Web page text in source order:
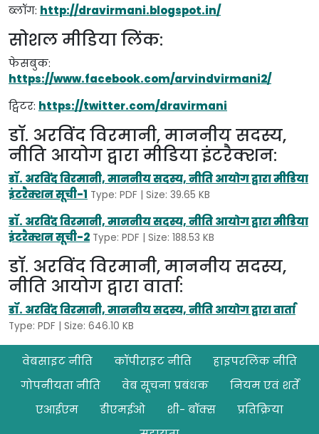
ब्लॉग: http://dravirmani.blogspot.in/
सोशल मीडिया लिंक:
फेसबुक:
https://www.facebook.com/arvindvirmani2/
ट्विटर: https://twitter.com/dravirmani
डॉ. अरविंद विरमानी, माननीय सदस्य,
नीति आयोग द्वारा मीडिया इंटरैक्शन:
डॉ. अरविंद विरमानी, माननीय सदस्य, नीति आयोग द्वारा मीडिया
इंटरैक्शन सूची-1 Type: PDF | Size: 39.65 KB
डॉ. अरविंद विरमानी, माननीय सदस्य, नीति आयोग द्वारा मीडिया
इंटरैक्शन सूची-2 Type: PDF | Size: 188.53 KB
डॉ. अरविंद विरमानी, माननीय सदस्य,
नीति आयोग द्वारा वार्ता:
डॉ. अरविंद विरमानी, माननीय सदस्य, नीति आयोग द्वारा वार्ता
Type: PDF | Size: 646.10 KB
Footer
वेबसाइट नीति कॉपीराइट नीति
हाइपरलिंक नीति
गोपनीयता नीति
वेब सूचना प्रबंधक
नियम एवं शर्तें
एआईएम
डीएमईओ शी- बॉक्स
प्रतिक्रिया